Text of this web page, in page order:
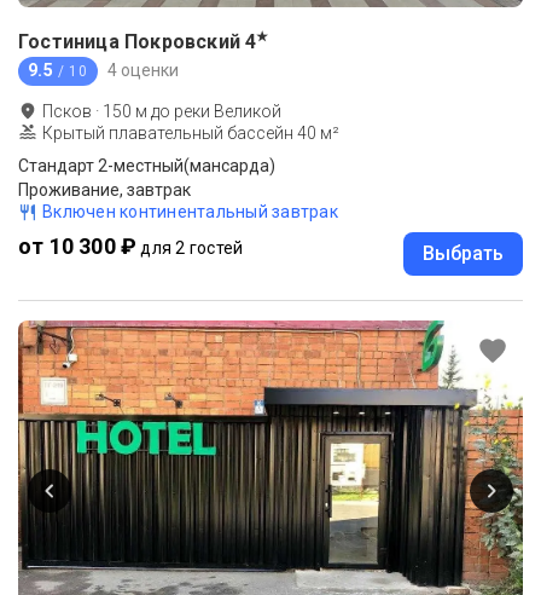
Гостиница Покровский 4★
9.5 / 10 4 оценки
Псков · 150 м до реки Великой
Крытый плавательный бассейн 40 м²
Стандарт 2-местный(мансарда)
Проживание, завтрак
Включен континентальный завтрак
от 10 300 ₽ для 2 гостей Выбрать